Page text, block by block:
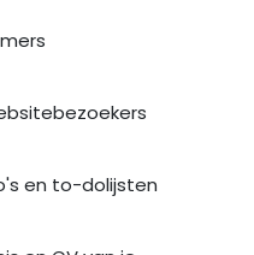
en to-dolijsten